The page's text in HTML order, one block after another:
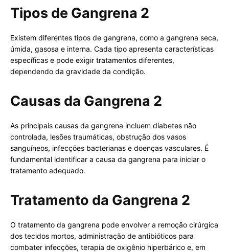
Tipos de Gangrena 2
Existem diferentes tipos de gangrena, como a gangrena seca,
úmida, gasosa e interna. Cada tipo apresenta características
específicas e pode exigir tratamentos diferentes,
dependendo da gravidade da condição.
Causas da Gangrena 2
As principais causas da gangrena incluem diabetes não
controlada, lesões traumáticas, obstrução dos vasos
sanguíneos, infecções bacterianas e doenças vasculares. É
fundamental identificar a causa da gangrena para iniciar o
tratamento adequado.
Tratamento da Gangrena 2
O tratamento da gangrena pode envolver a remoção cirúrgica
dos tecidos mortos, administração de antibióticos para
combater infecções, terapia de oxigênio hiperbárico e, em